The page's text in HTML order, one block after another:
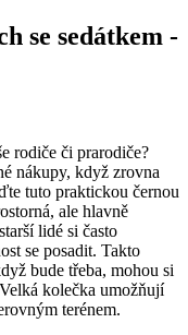
se sedátkem -
rodiče či prarodiče?
nákupy, když zrovna
tuto praktickou černou
ale hlavně
lidé si často
se posadit. Takto
bude třeba, mohou si
kolečka umožňují
terénem.